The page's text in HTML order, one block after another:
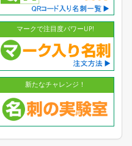
マークで注目度パワーUP!
新たなチャレンジ！